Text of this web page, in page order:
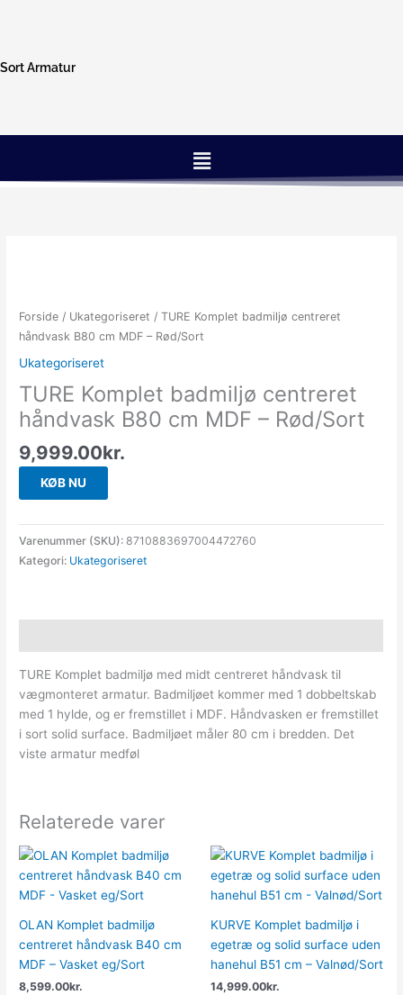
Sort Armatur
Menu
Forside / Ukategoriseret / TURE Komplet badmiljø centreret
håndvask B80 cm MDF – Rød/Sort
Ukategoriseret
TURE Komplet badmiljø centreret
håndvask B80 cm MDF – Rød/Sort
9,999.00kr.
KØB NU
Varenummer (SKU):8710883697004472760
Kategori: Ukategoriseret
TURE Komplet badmiljø med midt centreret håndvask til
vægmonteret armatur. Badmiljøet kommer med 1 dobbeltskab
med 1 hylde, og er fremstillet i MDF. Håndvasken er fremstillet
i sort solid surface. Badmiljøet måler 80 cm i bredden. Det
viste armatur medføl
Relaterede varer
OLAN Komplet badmiljø
centreret håndvask B40 cm
MDF – Vasket eg/Sort
8,599.00kr.
KURVE Komplet badmiljø i
egetræ og solid surface uden
hanehul B51 cm – Valnød/Sort
14,999.00kr.